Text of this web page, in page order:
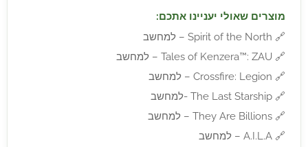
מוצרים שאולי יעניינו אתכם:
🔗 Spirit of the North – למחשב
🔗 Tales of Kenzera™: ZAU – למחשב
🔗 Crossfire: Legion – למחשב
🔗 The Last Starship -למחשב
🔗 They Are Billions – למחשב
🔗 A.I.L.A – למחשב